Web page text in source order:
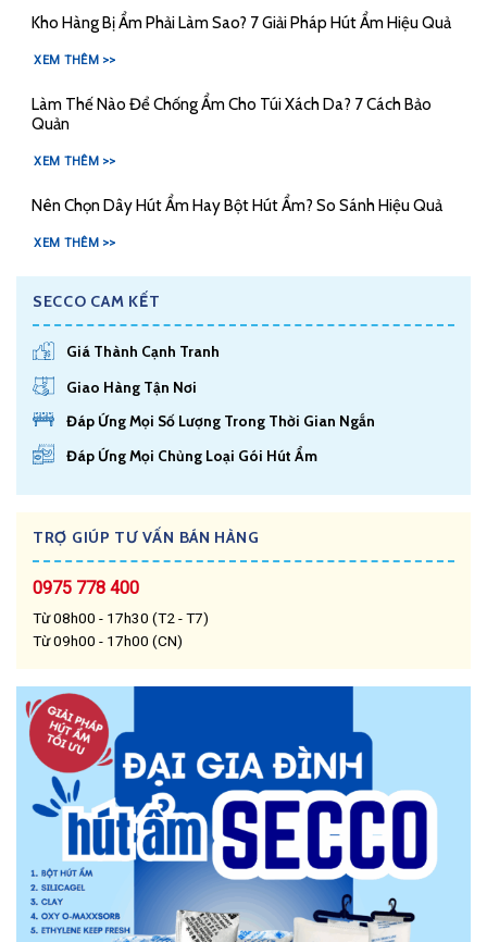
Kho Hàng Bị Ẩm Phải Làm Sao? 7 Giải Pháp Hút Ẩm Hiệu Quả
XEM THÊM >>
Làm Thế Nào Để Chống Ẩm Cho Túi Xách Da? 7 Cách Bảo
Quản
XEM THÊM >>
Nên Chọn Dây Hút Ẩm Hay Bột Hút Ẩm? So Sánh Hiệu Quả
XEM THÊM >>
SECCO CAM KẾT
Giá Thành Cạnh Tranh
Giao Hàng Tận Nơi
Đáp Ứng Mọi Số Lượng Trong Thời Gian Ngắn
Đáp Ứng Mọi Chủng Loại Gói Hút Ẩm
TRỢ GIÚP TƯ VẤN BÁN HÀNG
0975 778 400
Từ 08h00 - 17h30 (T2 - T7)
Từ 09h00 - 17h00 (CN)